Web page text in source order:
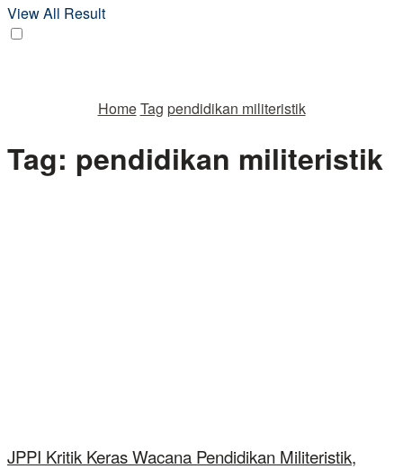
View All Result
HomeTag pendidikan militeristik
Tag: pendidikan militeristik
JPPI Kritik Keras Wacana Pendidikan Militeristik,